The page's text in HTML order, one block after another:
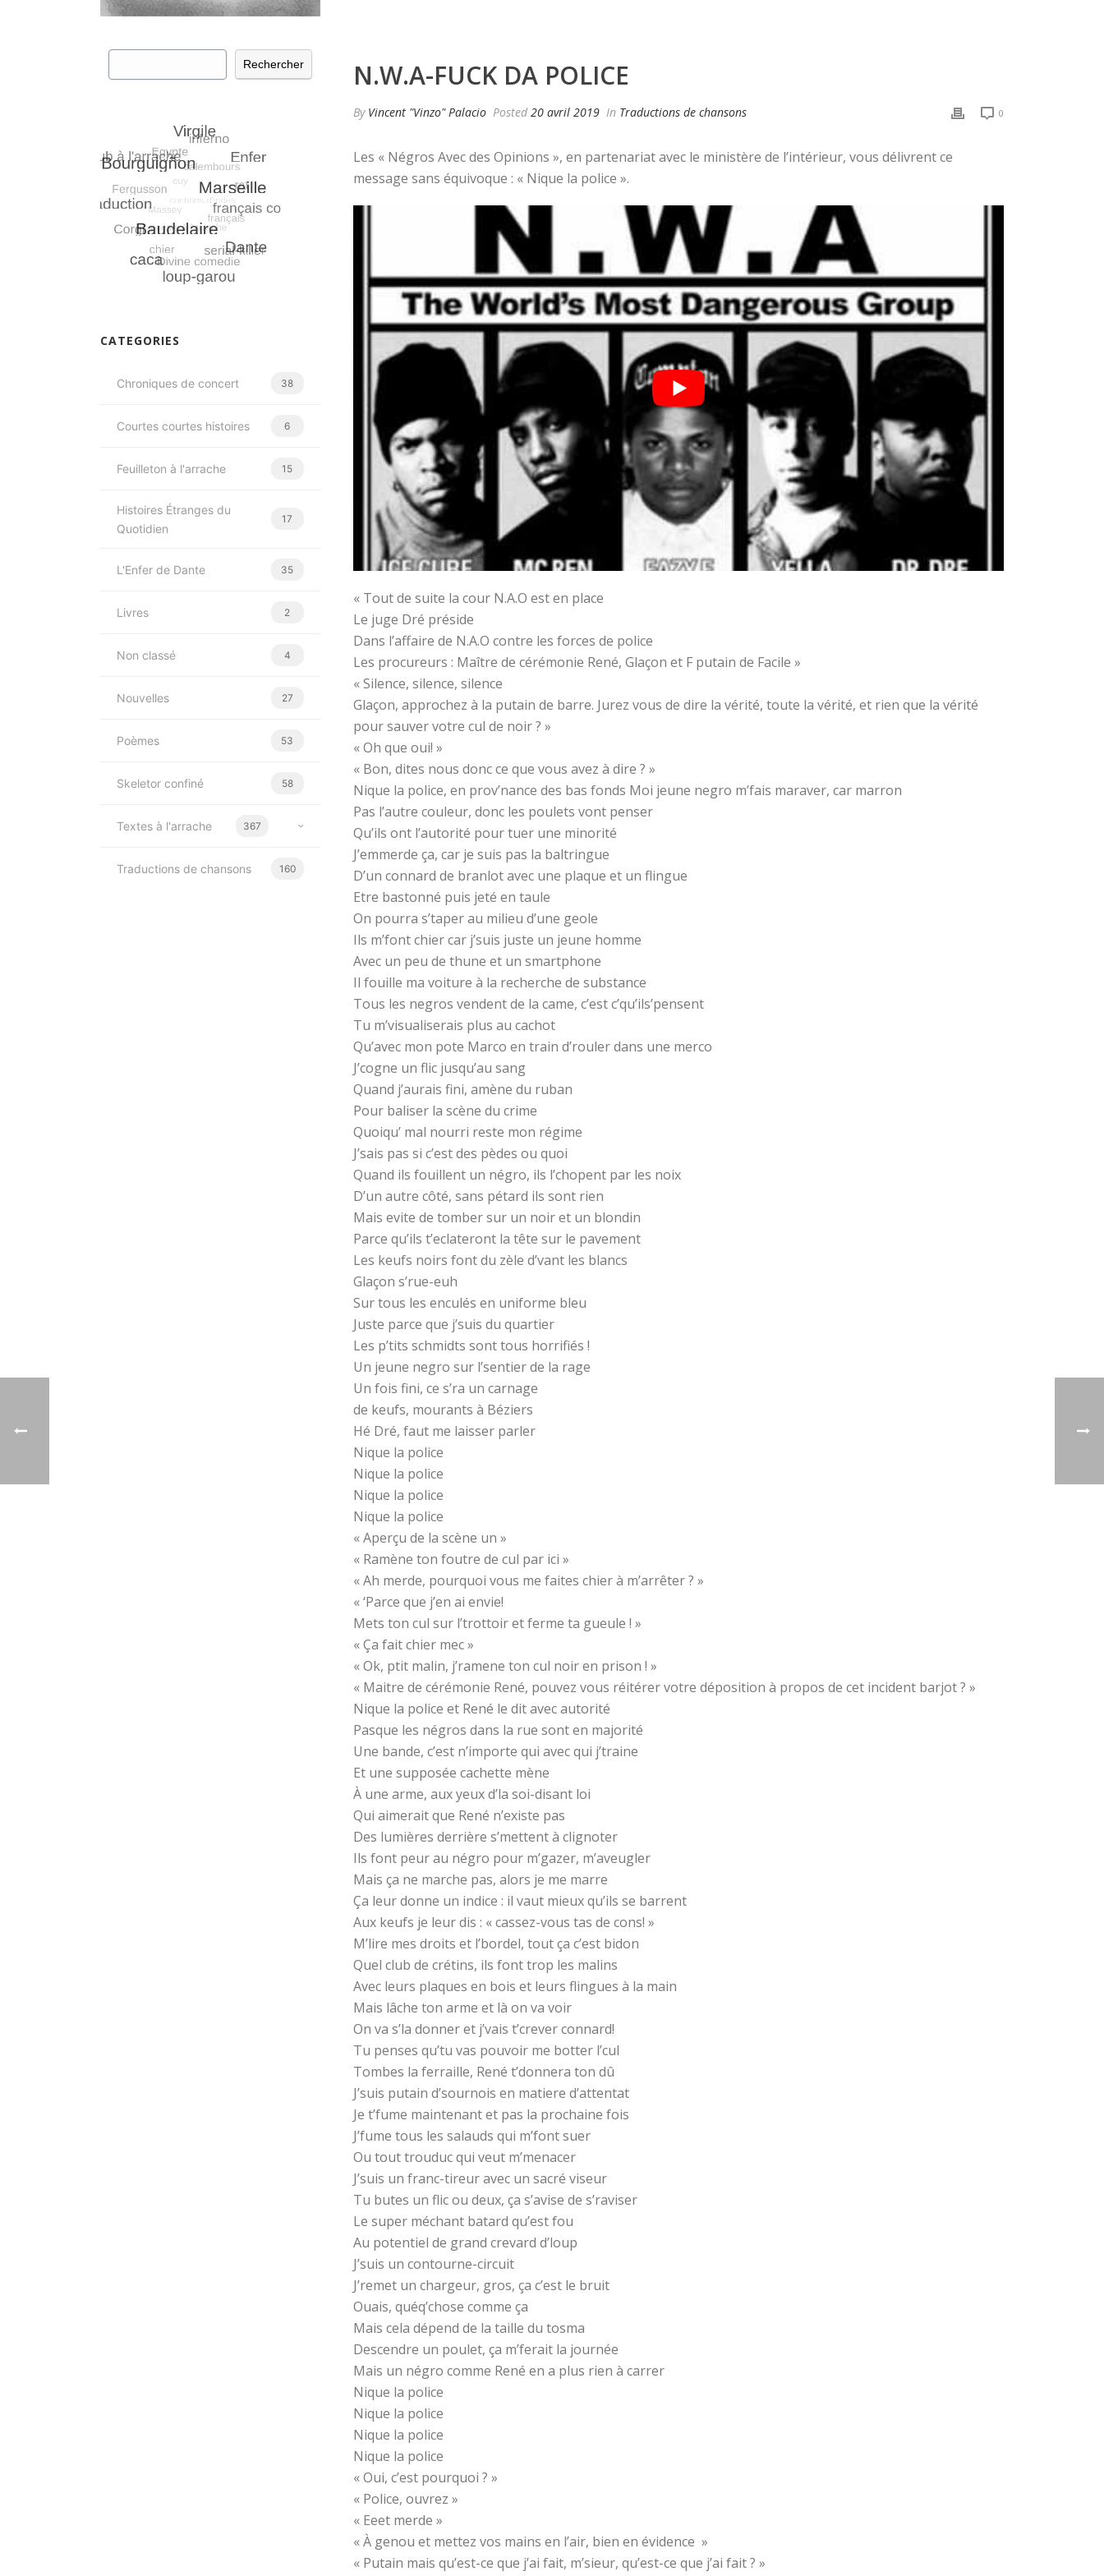
N.W.A-FUCK DA POLICE
By Vincent "Vinzo" Palacio Posted 20 avril 2019 In Traductions de chansons 0
Les « Négros Avec des Opinions », en partenariat avec le ministère de l’intérieur, vous délivrent ce
message sans équivoque : « Nique la police ».
« Tout de suite la cour N.A.O est en place
Le juge Dré préside
Dans l’affaire de N.A.O contre les forces de police
Les procureurs : Maître de cérémonie René, Glaçon et F putain de Facile »
« Silence, silence, silence
Glaçon, approchez à la putain de barre. Jurez vous de dire la vérité, toute la vérité, et rien que la vérité
pour sauver votre cul de noir ? »
« Oh que oui! »
« Bon, dites nous donc ce que vous avez à dire ? »
Nique la police, en prov’nance des bas fonds Moi jeune negro m’fais maraver, car marron
Pas l’autre couleur, donc les poulets vont penser
Qu’ils ont l’autorité pour tuer une minorité
J’emmerde ça, car je suis pas la baltringue
D’un connard de branlot avec une plaque et un flingue
Etre bastonné puis jeté en taule
On pourra s’taper au milieu d’une geole
Ils m’font chier car j’suis juste un jeune homme
Avec un peu de thune et un smartphone
Il fouille ma voiture à la recherche de substance
Tous les negros vendent de la came, c’est c’qu’ils’pensent
Tu m’visualiserais plus au cachot
Qu’avec mon pote Marco en train d’rouler dans une merco
J’cogne un flic jusqu’au sang
Quand j’aurais fini, amène du ruban
Pour baliser la scène du crime
Quoiqu’ mal nourri reste mon régime
J’sais pas si c’est des pèdes ou quoi
Quand ils fouillent un négro, ils l’chopent par les noix
D’un autre côté, sans pétard ils sont rien
Mais evite de tomber sur un noir et un blondin
Parce qu’ils t’eclateront la tête sur le pavement
Les keufs noirs font du zèle d’vant les blancs
Glaçon s’rue-euh
Sur tous les enculés en uniforme bleu
Juste parce que j’suis du quartier
Les p’tits schmidts sont tous horrifiés !
Un jeune negro sur l’sentier de la rage
Un fois fini, ce s’ra un carnage
de keufs, mourants à Béziers
Hé Dré, faut me laisser parler
Nique la police
Nique la police
Nique la police
Nique la police
« Aperçu de la scène un »
« Ramène ton foutre de cul par ici »
« Ah merde, pourquoi vous me faites chier à m’arrêter ? »
« ‘Parce que j’en ai envie!
Mets ton cul sur l’trottoir et ferme ta gueule ! »
« Ça fait chier mec »
« Ok, ptit malin, j’ramene ton cul noir en prison ! »
« Maitre de cérémonie René, pouvez vous réitérer votre déposition à propos de cet incident barjot ? »
Nique la police et René le dit avec autorité
Pasque les négros dans la rue sont en majorité
Une bande, c’est n’importe qui avec qui j’traine
Et une supposée cachette mène
À une arme, aux yeux d’la soi-disant loi
Qui aimerait que René n’existe pas
Des lumières derrière s’mettent à clignoter
Ils font peur au négro pour m’gazer, m’aveugler
Mais ça ne marche pas, alors je me marre
Ça leur donne un indice : il vaut mieux qu’ils se barrent
Aux keufs je leur dis : « cassez-vous tas de cons! »
M’lire mes droits et l’bordel, tout ça c’est bidon
Quel club de crétins, ils font trop les malins
Avec leurs plaques en bois et leurs flingues à la main
Mais lâche ton arme et là on va voir
On va s’la donner et j’vais t’crever connard!
Tu penses qu’tu vas pouvoir me botter l’cul
Tombes la ferraille, René t’donnera ton dû
J’suis putain d’sournois en matiere d’attentat
Je t’fume maintenant et pas la prochaine fois
J’fume tous les salauds qui m’font suer
Ou tout trouduc qui veut m’menacer
J’suis un franc-tireur avec un sacré viseur
Tu butes un flic ou deux, ça s’avise de s’raviser
Le super méchant batard qu’est fou
Au potentiel de grand crevard d’loup
J’suis un contourne-circuit
J’remet un chargeur, gros, ça c’est le bruit
Ouais, quéq’chose comme ça
Mais cela dépend de la taille du tosma
Descendre un poulet, ça m’ferait la journée
Mais un négro comme René en a plus rien à carrer
Nique la police
Nique la police
Nique la police
Nique la police
« Oui, c’est pourquoi ? »
« Police, ouvrez »
« Eeet merde »
« À genou et mettez vos mains en l’air, bien en évidence »
« Putain mais qu’est-ce que j’ai fait, m’sieur, qu’est-ce que j’ai fait ? »
Rechercher
CATEGORIES
Chroniques de concert 38
Courtes courtes histoires 6
Feuilleton à l'arrache 15
Histoires Étranges du
Quotidien
17
L'Enfer de Dante 35
Livres 2
Non classé 4
Nouvelles 27
Poèmes 53
Skeletor confiné 58
Textes à l'arrache 367
Traductions de chansons 160